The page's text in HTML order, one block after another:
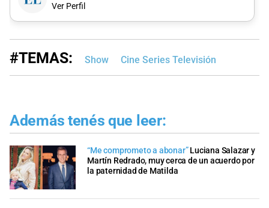
Ver Perfil
#TEMAS: Show Cine Series Televisión
Además tenés que leer:
“Me comprometo a abonar” Luciana Salazar y
Martín Redrado, muy cerca de un acuerdo por
la paternidad de Matilda